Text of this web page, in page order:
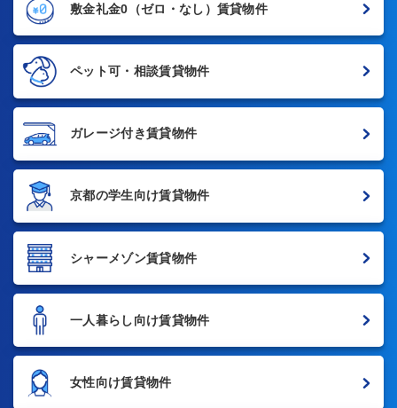
敷金礼金0 （ゼロ・なし）賃貸物件
ペット可・相談賃貸物件
ガレージ付き賃貸物件
京都の学生向け賃貸物件
シャーメゾン賃貸物件
一人暮らし向け賃貸物件
女性向け賃貸物件